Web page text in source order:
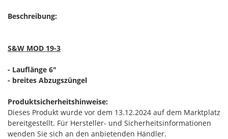
Beschreibung:
S&W MOD 19-3
- Lauflänge 6"
- breites Abzugszüngel
Produktsicherheitshinweise:
Dieses Produkt wurde vor dem 13.12.2024 auf dem Marktplatz
bereitgestellt. Für Hersteller- und Sicherheitsinformationen
wenden Sie sich an den anbietenden Händler.